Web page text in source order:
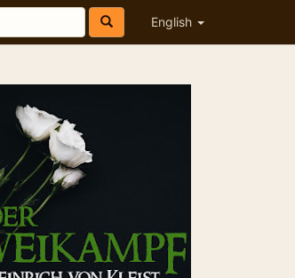
English